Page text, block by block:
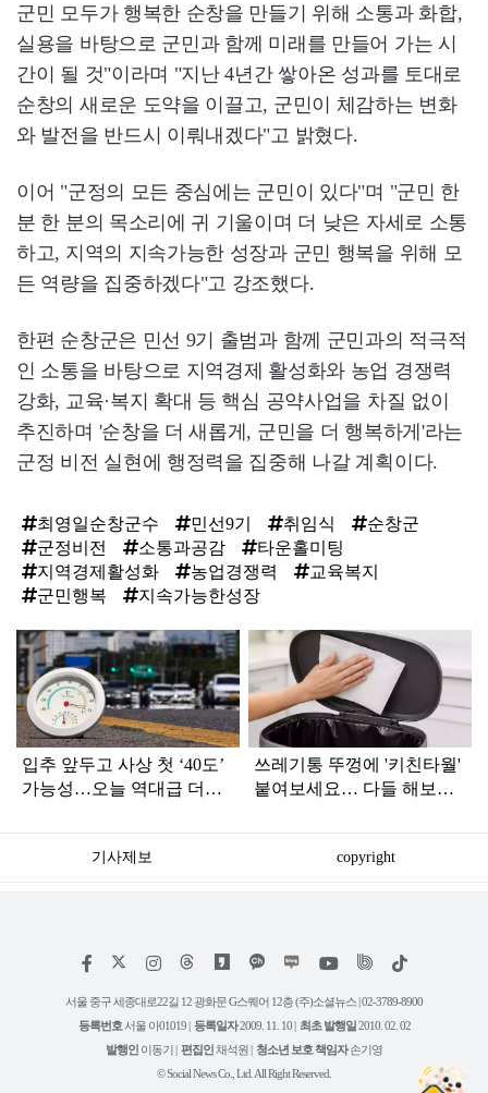
군민 모두가 행복한 순창을 만들기 위해 소통과 화합,
실용을 바탕으로 군민과 함께 미래를 만들어 가는 시
간이 될 것"이라며 "지난 4년간 쌓아온 성과를 토대로
순창의 새로운 도약을 이끌고, 군민이 체감하는 변화
와 발전을 반드시 이뤄내겠다"고 밝혔다.
이어 "군정의 모든 중심에는 군민이 있다"며 "군민 한
분 한 분의 목소리에 귀 기울이며 더 낮은 자세로 소통
하고, 지역의 지속가능한 성장과 군민 행복을 위해 모
든 역량을 집중하겠다"고 강조했다.
한편 순창군은 민선 9기 출범과 함께 군민과의 적극적
인 소통을 바탕으로 지역경제 활성화와 농업 경쟁력
강화, 교육·복지 확대 등 핵심 공약사업을 차질 없이
추진하며 '순창을 더 새롭게, 군민을 더 행복하게'라는
군정 비전 실현에 행정력을 집중해 나갈 계획이다.
최영일순창군수 민선9기 취임식
순창군
군정비전
소통과공감
타운홀미팅
지역경제활성화
농업경쟁력
교육복지
군민행복
지속가능한성장
탑
라
인
입추 앞두고 사상 첫 ‘40도’
가능성…오늘 역대급 더위
쓰레기통 뚜껑에 '키친타월'
붙여보세요… 다들 해보라
기사제보 copyright
페
스
인
타
램
위
트
유
튜
틱
서울 중구 세종대로22길 12 광화문 G스퀘어 12층 (주)소셜뉴스 | 02-3789-8900
등록번호 서울 아01019 | 등록일자2009. 11. 10 | 최초 발행일2010. 02. 02
발행인 이동기 | 편집인채석원 | 청소년 보호 책임자손기영
© Social News Co., Ltd. All Right Reserved.